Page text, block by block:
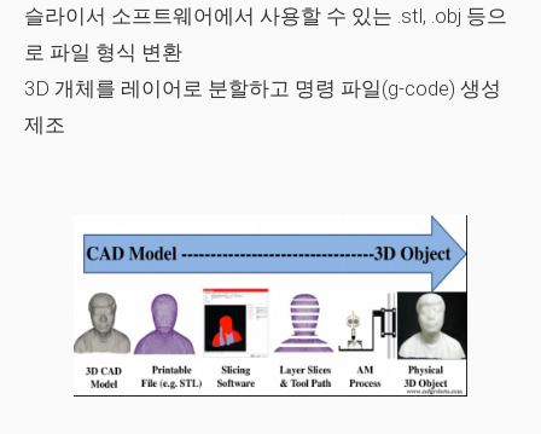
슬라이서 소프트웨어에서 사용할 수 있는 .stl, .obj 등으
로 파일 형식 변환
3D 개체를 레이어로 분할하고 명령 파일(g-code) 생성
제조